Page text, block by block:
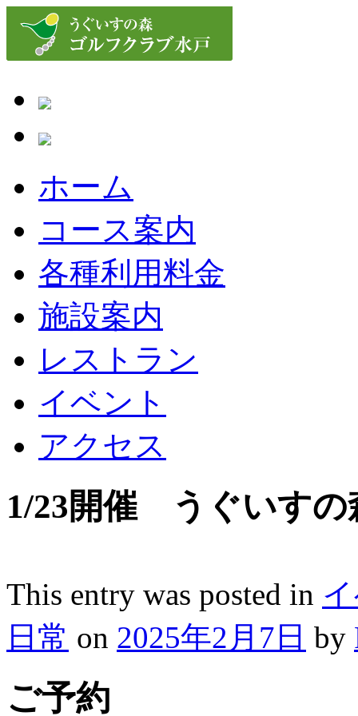
うぐいすの森ゴルフクラブ水
うぐいすの森ゴルフクラブ水戸は、米
えのあるコースです。
ホーム
コース案内
各種利用料金
施設案内
レストラン
イベント
アクセス
1/23開催 うぐいす
This entry was posted in
日常 on 2025年2月7日 by
ご予約